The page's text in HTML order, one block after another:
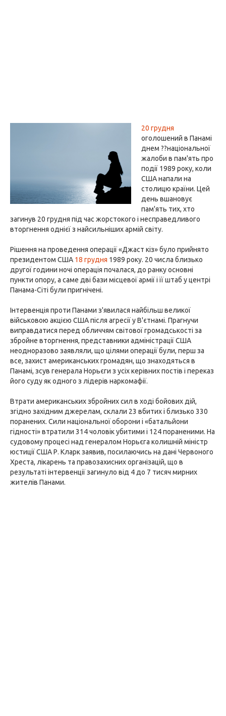
20 грудня
оголошений в Панамі
днем ??національної
жалоби в пам'ять про
події 1989 року, коли
США напали на
столицю країни. Цей
день вшановує
пам'ять тих, хто
загинув 20 грудня під час жорстокого і несправедливого
вторгнення однієї з найсильніших армій світу.
Рішення на проведення операції «Джаст кіз» було прийнято
президентом США 18 грудня 1989 року. 20 числа близько
другої години ночі операція почалася, до ранку основні
пункти опору, а саме дві бази місцевої армії і її штаб у центрі
Панама-Сіті були пригнічені.
Інтервенція проти Панами з'явилася найбільш великої
військовою акцією США після агресії у В'єтнамі. Прагнучи
виправдатися перед обличчям світової громадськості за
збройне вторгнення, представники адміністрації США
неодноразово заявляли, що цілями операції були, перш за
все, захист американських громадян, що знаходяться в
Панамі, зсув генерала Норьєги з усіх керівних постів і переказ
його суду як одного з лідерів наркомафії.
Втрати американських збройних сил в ході бойових дій,
згідно західним джерелам, склали 23 вбитих і близько 330
поранених. Сили національної оборони і «батальйони
гідності» втратили 314 чоловік убитими і 124 пораненими. На
судовому процесі над генералом Норьєга колишній міністр
юстиції США Р. Кларк заявив, посилаючись на дані Червоного
Хреста, лікарень та правозахисних організацій, що в
результаті інтервенції загинуло від 4 до 7 тисяч мирних
жителів Панами.